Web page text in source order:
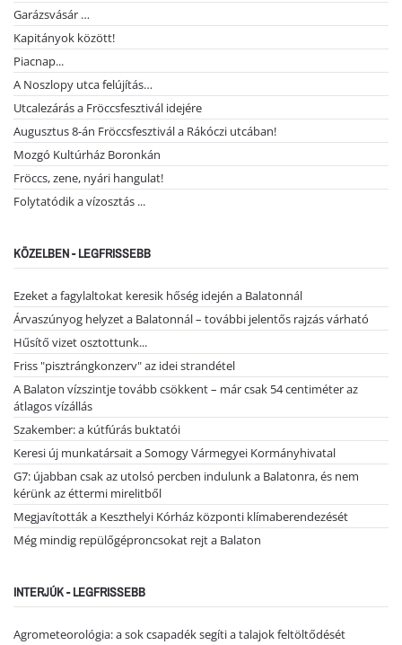
Garázsvásár …
Kapitányok között!
Piacnap...
A Noszlopy utca felújítás…
Utcalezárás a Fröccsfesztivál idejére
Augusztus 8-án Fröccsfesztivál a Rákóczi utcában!
Mozgó Kultúrház Boronkán
Fröccs, zene, nyári hangulat!
Folytatódik a vízosztás ...
KÖZELBEN - LEGFRISSEBB
Ezeket a fagylaltokat keresik hőség idején a Balatonnál
Árvaszúnyog helyzet a Balatonnál – további jelentős rajzás várható
Hűsítő vizet osztottunk...
Friss "pisztrángkonzerv" az idei strandétel
A Balaton vízszintje tovább csökkent – már csak 54 centiméter az
átlagos vízállás
Szakember: a kútfúrás buktatói
Keresi új munkatársait a Somogy Vármegyei Kormányhivatal
G7: újabban csak az utolsó percben indulunk a Balatonra, és nem
kérünk az éttermi mirelitből
Megjavították a Keszthelyi Kórház központi klímaberendezését
Még mindig repülőgéproncsokat rejt a Balaton
INTERJÚK - LEGFRISSEBB
Agrometeorológia: a sok csapadék segíti a talajok feltöltődését